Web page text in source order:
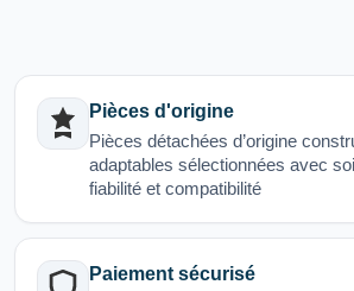
Pièces d'origine
Pièces détachées d’origine
adaptables sélectionnées avec
fiabilité et compatibilité
Paiement sécurisé